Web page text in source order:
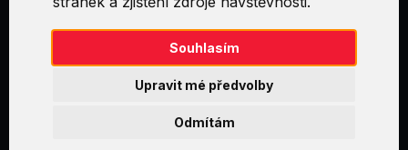
Souhlasím
Odmítám
Upravit mé předvolby
Swirl logoTM je ochranná známka společnosti AXELOS Limited. ITIL®
je registrovanou ochrannou známkou AXELOS Limited. PRINCE2® je
registrovanou ochrannou známkou AXELOS Limited. MSP® je
registrovanou ochrannou známkou AXELOS Limited & TAYLLORCOX
trade mark of AXELOS Limited. Copyright© AXELOS Limited 2009.